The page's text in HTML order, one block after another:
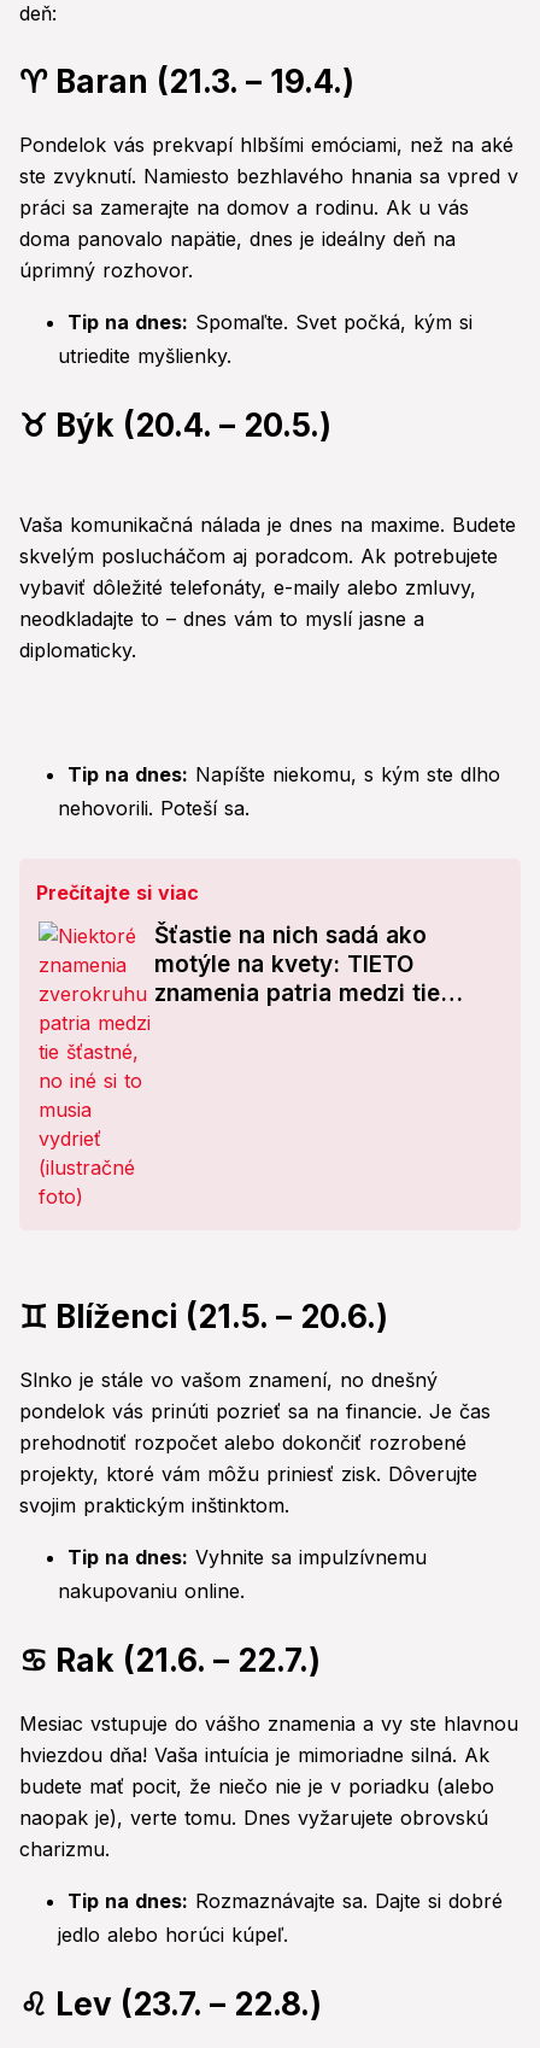
deň:
♈ Baran (21.3. – 19.4.)
Pondelok vás prekvapí hlbšími emóciami, než na aké
ste zvyknutí. Namiesto bezhlavého hnania sa vpred v
práci sa zamerajte na domov a rodinu. Ak u vás
doma panovalo napätie, dnes je ideálny deň na
úprimný rozhovor.
Tip na dnes: Spomaľte. Svet počká, kým si
utriedite myšlienky.
♉ Býk (20.4. – 20.5.)
Vaša komunikačná nálada je dnes na maxime. Budete
skvelým poslucháčom aj poradcom. Ak potrebujete
vybaviť dôležité telefonáty, e-maily alebo zmluvy,
neodkladajte to – dnes vám to myslí jasne a
diplomaticky.
Tip na dnes: Napíšte niekomu, s kým ste dlho
nehovorili. Poteší sa.
Prečítajte si viac
Šťastie na nich sadá ako
motýle na kvety: TIETO
znamenia patria medzi tie
♊ Blíženci (21.5. – 20.6.)
Slnko je stále vo vašom znamení, no dnešný
pondelok vás prinúti pozrieť sa na financie. Je čas
prehodnotiť rozpočet alebo dokončiť rozrobené
projekty, ktoré vám môžu priniesť zisk. Dôverujte
svojim praktickým inštinktom.
Tip na dnes: Vyhnite sa impulzívnemu
nakupovaniu online.
♋ Rak (21.6. – 22.7.)
Mesiac vstupuje do vášho znamenia a vy ste hlavnou
hviezdou dňa! Vaša intuícia je mimoriadne silná. Ak
budete mať pocit, že niečo nie je v poriadku (alebo
naopak je), verte tomu. Dnes vyžarujete obrovskú
charizmu.
Tip na dnes: Rozmaznávajte sa. Dajte si dobré
jedlo alebo horúci kúpeľ.
♌ Lev (23.7. – 22.8.)